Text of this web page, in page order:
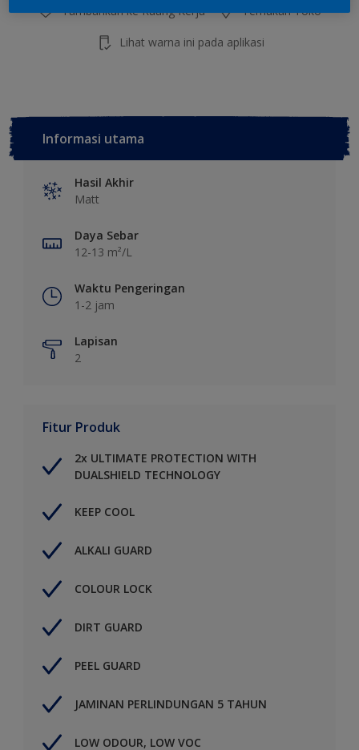
Tambahkan ke Ruang Kerja Temukan Toko
Lihat warna ini pada aplikasi
Informasi utama
Hasil Akhir
Matt
Daya Sebar
12-13 m²/L
Waktu Pengeringan
1-2 jam
Lapisan
2
Fitur Produk
2x ULTIMATE PROTECTION WITH
DUALSHIELD TECHNOLOGY
KEEP COOL
ALKALI GUARD
COLOUR LOCK
DIRT GUARD
PEEL GUARD
JAMINAN PERLINDUNGAN 5 TAHUN
LOW ODOUR, LOW VOC